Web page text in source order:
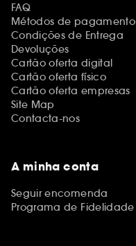
FAQ
Métodos de pagamento
Condições de Entrega
Devoluções
Cartão oferta digital
Cartão oferta físico
Cartão oferta empresas
Site Map
Contacta-nos
A minha conta
Seguir encomenda
Programa de Fidelidade